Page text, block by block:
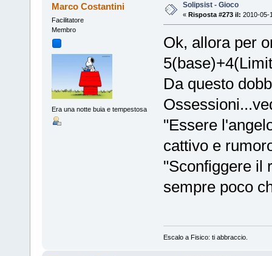
Marco Costantini
Facilitatore
Membro
Era una notte buia e tempestosa
Solipsist - Gioco
« Risposta #273 il: 2010-05-
Ok, allora per
Da questo
"Essere
cattivo e
"Sconfiggere il
sempre poco
Escalo a Fisico: ti abbraccio.